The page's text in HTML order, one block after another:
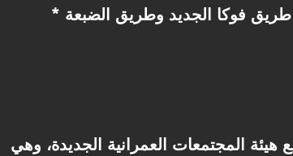
فوكا الجديد وطريق الضبعة
المجتمعات العمرانية الجديدة، وهي